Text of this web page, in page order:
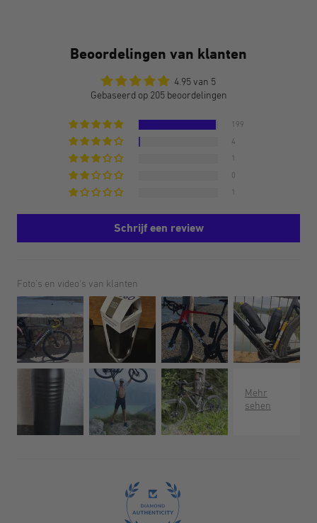
Beoordelingen van klanten
4.95 van 5
Gebaseerd op 205 beoordelingen
199
4
1
0
1
Schrijf een review
Foto's en video's van klanten